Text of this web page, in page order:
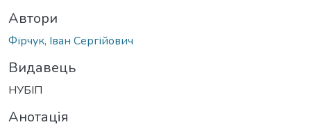
Автори
Фірчук, Іван Сергійович
Видавець
НУБІП
Анотація